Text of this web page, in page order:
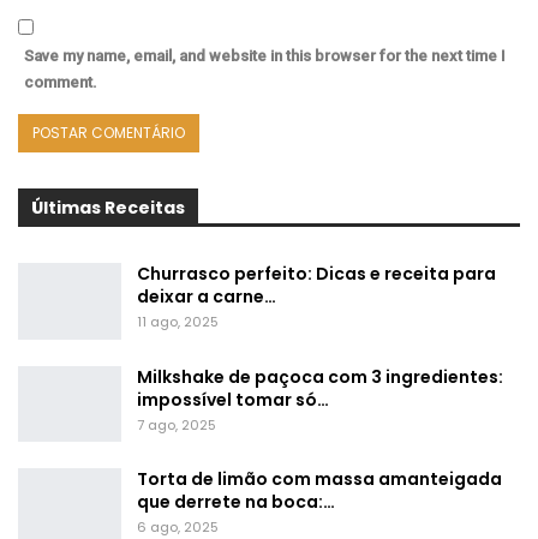
Save my name, email, and website in this browser for the next time I
comment.
Últimas Receitas
Churrasco perfeito: Dicas e receita para
deixar a carne…
11 ago, 2025
Milkshake de paçoca com 3 ingredientes:
impossível tomar só…
7 ago, 2025
Torta de limão com massa amanteigada
que derrete na boca:…
6 ago, 2025